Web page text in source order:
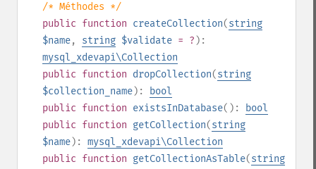
/* Méthodes */
public function createCollection(string
$name, string $validate = ? ):
mysql_xdevapi\Collection
public function dropCollection(string
$collection_name):
bool
public function existsInDatabase():
bool
public function getCollection(string
$name): mysql_xdevapi\Collection
public function getCollectionAsTable(string